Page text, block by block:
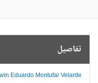
تفاصيل
Edwin Eduardo Montufar Velarde;